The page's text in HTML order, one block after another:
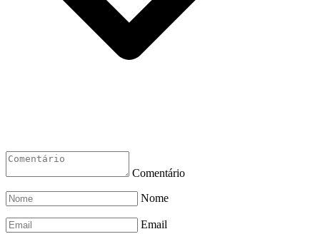
Comentário
Nome
Email